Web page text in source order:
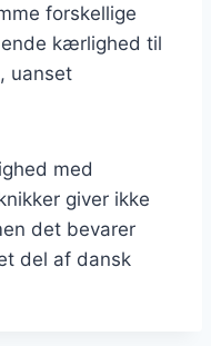
forskellige
kærlighed til
uanset
med
giver ikke
det bevarer
del af dansk